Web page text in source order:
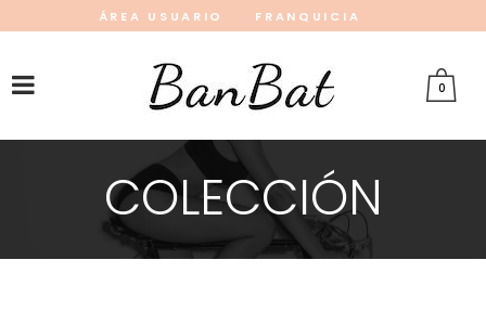
ÁREA USUARIO
FRANQUICIA
0
COLECCIÓN